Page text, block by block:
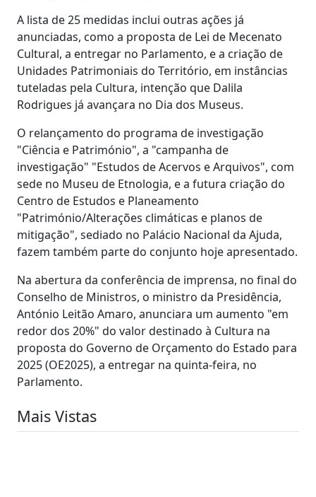
A lista de 25 medidas inclui outras ações já
anunciadas, como a proposta de Lei de Mecenato
Cultural, a entregar no Parlamento, e a criação de
Unidades Patrimoniais do Território, em instâncias
tuteladas pela Cultura, intenção que Dalila
Rodrigues já avançara no Dia dos Museus.
O relançamento do programa de investigação
"Ciência e Património", a "campanha de
investigação" "Estudos de Acervos e Arquivos", com
sede no Museu de Etnologia, e a futura criação do
Centro de Estudos e Planeamento
"Património/Alterações climáticas e planos de
mitigação", sediado no Palácio Nacional da Ajuda,
fazem também parte do conjunto hoje apresentado.
Na abertura da conferência de imprensa, no final do
Conselho de Ministros, o ministro da Presidência,
António Leitão Amaro, anunciara um aumento "em
redor dos 20%" do valor destinado à Cultura na
proposta do Governo de Orçamento do Estado para
2025 (OE2025), a entregar na quinta-feira, no
Parlamento.
Mais Vistas